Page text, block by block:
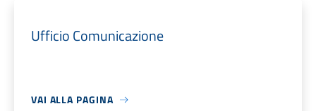
Ufficio Comunicazione
VAI ALLA PAGINA